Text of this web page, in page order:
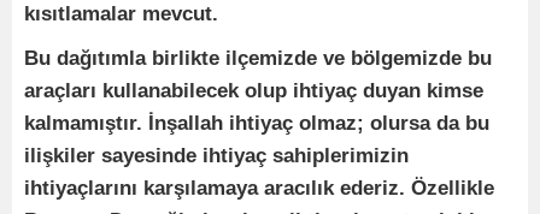
kısıtlamalar mevcut.
Bu dağıtımla birlikte ilçemizde ve bölgemizde bu
araçları kullanabilecek olup ihtiyaç duyan kimse
kalmamıştır. İnşallah ihtiyaç olmaz; olursa da bu
ilişkiler sayesinde ihtiyaç sahiplerimizin
ihtiyaçlarını karşılamaya aracılık ederiz. Özellikle